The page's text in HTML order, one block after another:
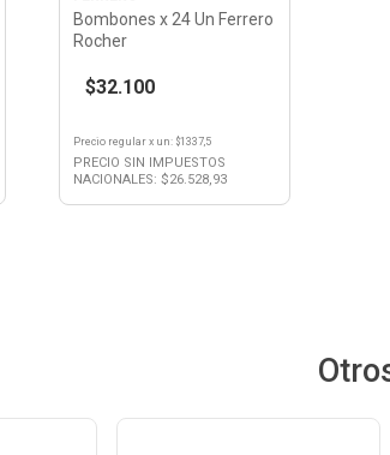
Bombones x 24 Un Ferrero
Rocher
$32.100
Precio regularx un: $1337,5
PRECIO SIN IMPUESTOS
NACIONALES: $26.528,93